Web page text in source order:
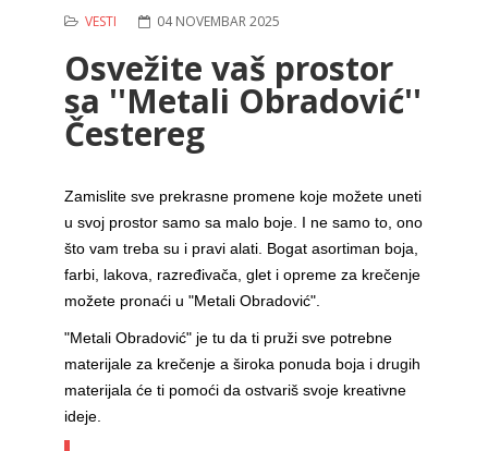
VESTI 04 NOVEMBAR 2025
Osvežite vaš prostor
sa ''Metali Obradović''
Čestereg
Zamislite sve prekrasne promene koje možete uneti
u svoj prostor samo sa malo boje. I ne samo to, ono
što vam treba su i pravi alati. Bogat asortiman boja,
farbi, lakova, razređivača, glet i opreme za krečenje
možete pronaći u "Metali Obradović".
"Metali Obradović" je tu da ti pruži sve potrebne
materijale za krečenje a široka ponuda boja i drugih
materijala će ti pomoći da ostvariš svoje kreativne
ideje.